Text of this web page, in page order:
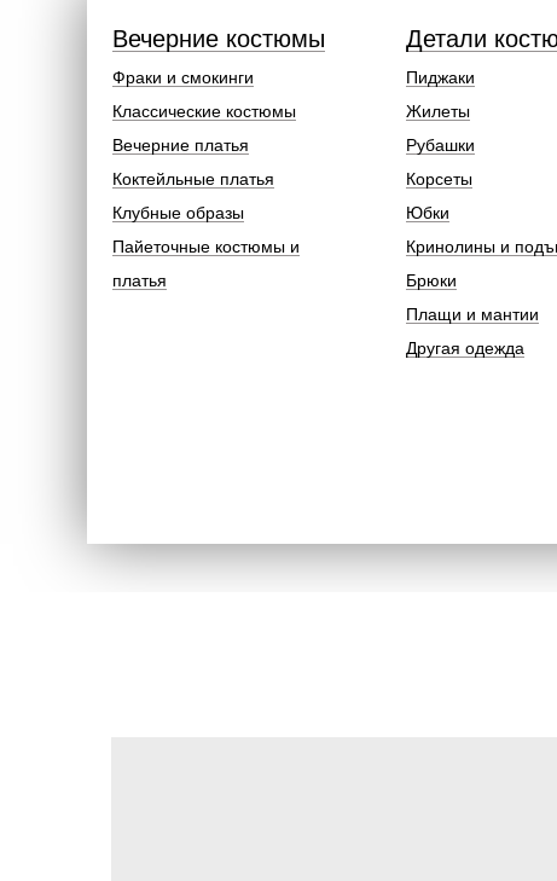
Фраки и смокинги
Классические костюмы
Вечерние платья
Коктейльные платья
Клубные образы
Пайеточные костюмы и
платья
Пиджаки
Жилеты
Рубашки
Корсеты
Юбки
Кринолины и
Брюки
Плащи и мантии
Другая одежда
Вечерние костюмы Детали